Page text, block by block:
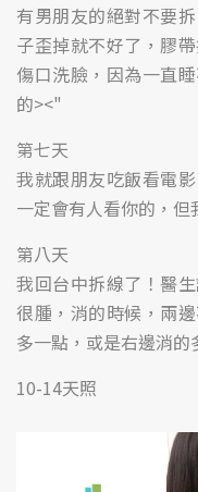
有男朋友的絕對不要
子歪掉就不好了，膠
傷口洗臉，因為一直
的><"
第七天
我就跟朋友吃飯看電
一定會有人看你的，但
第八天
我回台中拆線了！醫
很腫，消的時候，兩
多一點，或是右邊消的
10-14天照